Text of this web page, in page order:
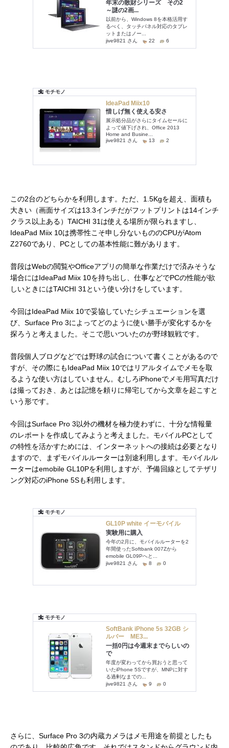
この2台のどちらかを利用します。ただ、1.5Kgを超え、面積も
大きい（画面サイズは13.3インチだがフットプリントは14インチ
クラス以上ある）TAICHI 31は使える場所が限られますし、
IdeaPad Miix 10は携帯性こそ申し分ないもののCPUがAtom
Z2760であり、PCとしての基本性能に難があります。
普段はWebの閲覧やOfficeアプリの簡単な作業だけで済みそうな
場合にはIdeaPad Miix 10を持ち出し、仕事などでPCの性能が欲
しいときにはTAICHI 31という使い分けをしています。
今回はIdeaPad Miix 10で妥協していたシチュエーションを選
び、Surface Pro 3によってどのように使い勝手が変化するかを
探ろうと考えました。そこで思いついたのが野球観戦です。
普段個人ブログなどでは野球の試合について書くことがあるので
すが、その際にもIdeaPad Miix 10ではリアルタイムでメモを取
るような使い方はしていません。むしろiPhoneでメモ用写真だけ
は撮っておき、あとは記憶を頼りに帰宅してから文章を起こすと
いう形です。
今回はSurface Pro 3以外の機材を極力使わずに、十分な情報量
のレポートを作成してみようと考えました。モバイルPCとして
の特性を活かすためには、インターネットへの接続は必要となり
ますので、まずモバイルルーターは別途利用します。モバイルル
ーターはemobile GL10Pを利用しますが、予備回線としてテザリ
ング対応のiPhone 5Sも利用します。
さらに、Surface Pro 3の内蔵カメラはメモ用途を前提としたも